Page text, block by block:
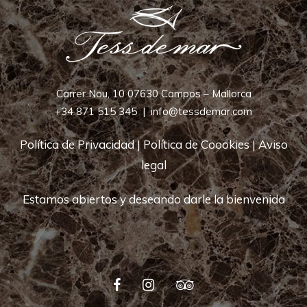
Carrer Nou, 10 07630 Campos – Mallorca
+34 871 515 345|info@tessdemar.com
Política de Privacidad| Política de Coookies|Aviso
legal
Estamos abiertos y deseando darle la bienvenida